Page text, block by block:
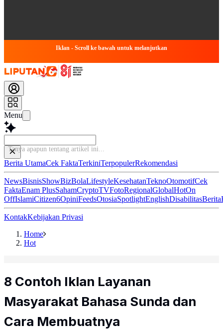
Iklan - Scroll ke bawah untuk melanjutkan
Menu
B
Berita UtamaCek FaktaTerkiniTerpopulerRekomendasi
NewsBisnisShowBizBolaLifestyleKesehatanTeknoOtomotifCek
FaktaEnam PlusSahamCryptoTVFotoRegionalGlobalHotOn
OffIslamiCitizen6OpiniFeedsOtosiaSpotlightEnglishDisabilitasBerita
KontakKebijakan Privasi
Home
Hot
8 Contoh Iklan Layanan
Masyarakat Bahasa Sunda dan
Cara Membuatnya